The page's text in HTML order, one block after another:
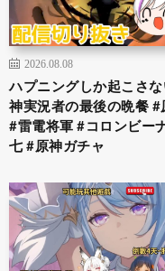
2026.08.08
ハプニングしか起こさ
神実況者の最後の晩餐 #
#雷電将軍 #コロンビー
七 #原神ガチャ